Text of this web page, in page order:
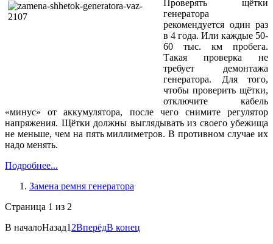
Проверять щётки
генератора
рекомендуется один раз
в 4 года. Или каждые 50-
60 тыс. км пробега.
Такая проверка не
требует демонтажа
генератора. Для того,
чтобы проверить щётки,
отключите кабель
«минус» от аккумулятора, после чего снимите регулятор
напряжения. Щётки должны выглядывать из своего убежища
не меньше, чем на пять миллиметров. В противном случае их
надо менять.
Подробнее...
Замена ремня генератора
Страница 1 из 2
В началоНазад1 2ВперёдВ конец